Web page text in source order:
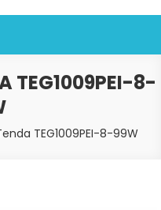
TEG1009PEI-8-
TEG1009PEI-8-99W